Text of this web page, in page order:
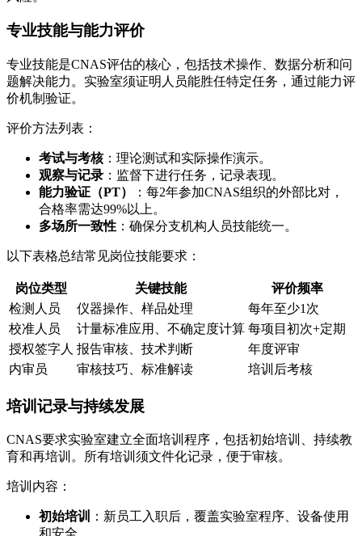
专业技能与能力评价
专业技能是CNAS评估的核心，包括技术操作、数据分析和问
题解决能力。实验室须证明人员能胜任特定任务，通过能力评
价机制验证。
评价方法列表：
考试与考核：理论测试和实际操作演示。
观察与记录 ：监督下进行任务，记录表现。
能力验证（PT）
：每2年参加CNAS组织的外部比对，
合格率需达99%以上。
多场所一致性 ：确保分支机构人员技能统一。
以下表格总结常见岗位技能要求：
岗位类型 关键技能
评价频率
检测人员
仪器操作、样品处理
每年至少1次
校准人员
计量标准应用、不确定度计算 每项目初次+定期
授权签字人 报告审核、技术判断
年度评审
内审员
审核技巧、标准解读 培训后考核
培训记录与持续发展
CNAS要求实验室建立全面培训程序，包括初始培训、持续教
育和再培训。所有培训须文件化记录，便于审核。
培训内容：
初始培训
：新员工入职后，覆盖实验室程序、设备使用